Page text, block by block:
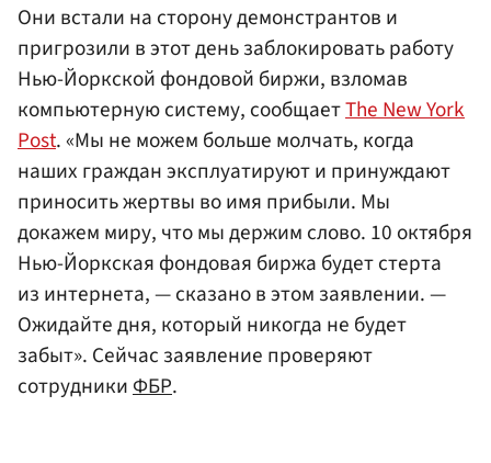
Они встали на сторону демонстрантов и
пригрозили в этот день заблокировать работу
Нью-Йоркской фондовой биржи, взломав
компьютерную систему, сообщаетThe New York
Post. «Мы не можем больше молчать, когда
наших граждан эксплуатируют и принуждают
приносить жертвы во имя прибыли. Мы
докажем миру, что мы держим слово. 10 октября
Нью-Йоркская фондовая биржа будет стерта
из интернета, — сказано в этом заявлении. —
Ожидайте дня, который никогда не будет
забыт». Сейчас заявление проверяют
сотрудники ФБР.